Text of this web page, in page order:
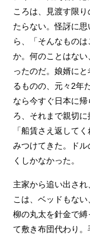
ころは、見渡す限
たらない。怪訝に
ら、「そんなもの
か。何のことはな
ったのだ。娘婿に
るものの、元々2年
なら今すぐ日本に
ろ、それまで親切に
「船賃さえ返して
みつけてきた。ド
くしかなかった。
主家から追い出さ
こは、ベッドもな
柳の丸太を針金で
て敷き布団代わり